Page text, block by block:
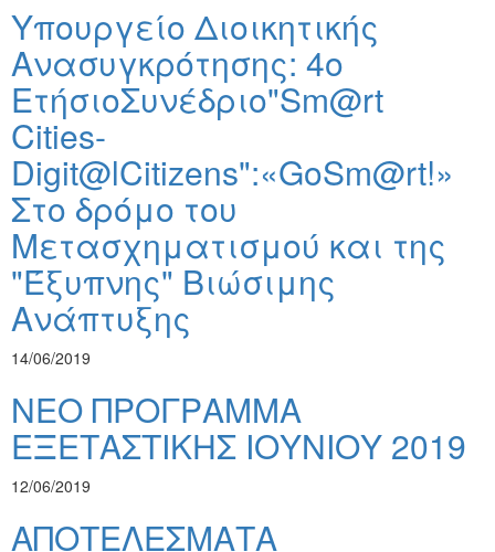
Υπουργείο Διοικητικής
Ανασυγκρότησης: 4o
ΕτήσιοΣυνέδριο"Sm@rt
Cities-
Digit@lCitizens":«GoSm@rt!»
Στο δρόμο του
Μετασχηματισμού και της
"Έξυπνης" Βιώσιμης
Ανάπτυξης
14/06/2019
ΝΕΟ ΠΡΟΓΡΑΜΜΑ
ΕΞΕΤΑΣΤΙΚΗΣ ΙΟΥΝΙΟΥ 2019
12/06/2019
ΑΠΟΤΕΛΕΣΜΑΤΑ